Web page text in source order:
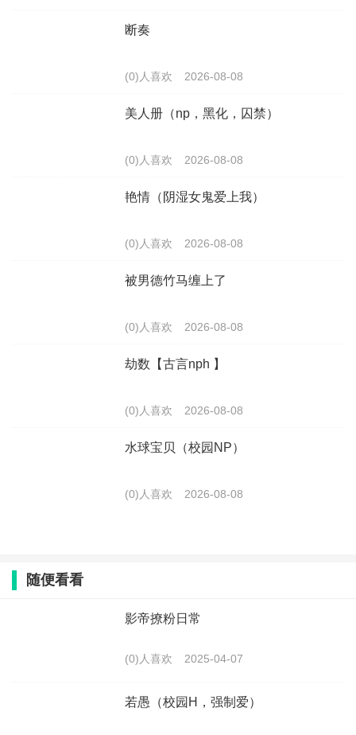
断奏
(0)人喜欢 2026-08-08
美人册（np，黑化，囚禁）
(0)人喜欢 2026-08-08
艳情（阴湿女鬼爱上我）
(0)人喜欢 2026-08-08
被男德竹马缠上了
(0)人喜欢 2026-08-08
劫数【古言nph 】
(0)人喜欢 2026-08-08
水球宝贝（校园NP）
(0)人喜欢 2026-08-08
随便看看
影帝撩粉日常
(0)人喜欢 2025-04-07
若愚（校园H，强制爱）